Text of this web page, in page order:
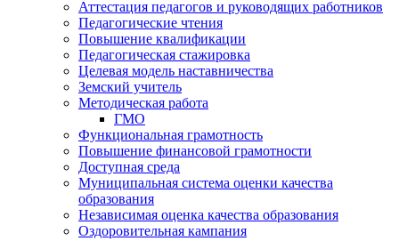
Аттестация педагогов и руководящих работников
Педагогические чтения
Повышение квалификации
Педагогическая стажировка
Целевая модель наставничества
Земский учитель
Методическая работа
ГМО
Функциональная грамотность
Повышение финансовой грамотности
Доступная среда
Муниципальная система оценки качества
образования
Независимая оценка качества образования
Оздоровительная кампания